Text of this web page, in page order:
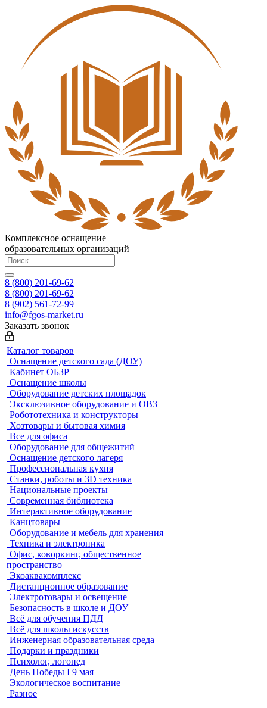
Комплексное оснащение
образовательных организаций
8 (800) 201-69-62
8 (800) 201-69-62
8 (902) 561-72-99
info@fgos-market.ru
Заказать звонок
Каталог товаров
Оснащение детского сада (ДОУ)
Кабинет ОБЗР
Оснащение школы
Оборудование детских площадок
Эксклюзивное оборудование и ОВЗ
Робототехника и конструкторы
Хозтовары и бытовая химия
Все для офиса
Оборудование для общежитий
Оснащение детского лагеря
Профессиональная кухня
Станки, роботы и 3D техника
Национальные проекты
Современная библиотека
Интерактивное оборудование
Канцтовары
Оборудование и мебель для хранения
Техника и электроника
Офис, коворкинг, общественное
пространство
Экоаквакомплекс
Дистанционное образование
Электротовары и освещение
Безопасность в школе и ДОУ
Всё для обучения ПДД
Всё для школы искусств
Инженерная образовательная среда
Подарки и праздники
Психолог, логопед
День Победы I 9 мая
Экологическое воспитание
Разное